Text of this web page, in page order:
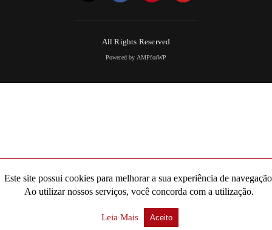
All Rights Reserved
Powered by AMPforWP
Este site possui cookies para melhorar a sua experiência de
Ao utilizar nossos serviços, você concorda com a utilização.
Leia Mais Aceito